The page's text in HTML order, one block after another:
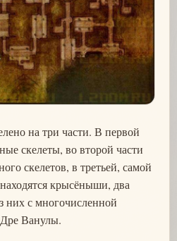
на три части. В первой
скелеты, во второй части
скелетов, в третьей, самой
крысёныши, два
них с многочисленной
Ванулы.